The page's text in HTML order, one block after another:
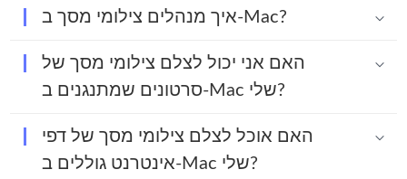
איך מנהלים צילומי מסך ב-Mac?
האם אני יכול לצלם צילומי מסך של
סרטונים שמתנגנים ב-Mac שלי?
האם אוכל לצלם צילומי מסך של דפי
אינטרנט גוללים ב-Mac שלי?